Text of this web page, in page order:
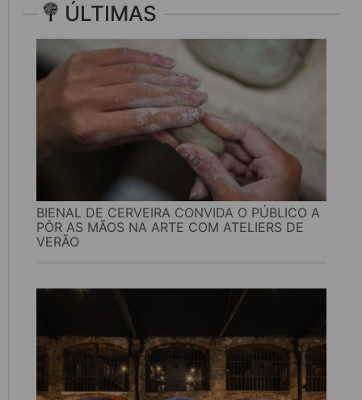
ÚLTIMAS
BIENAL DE CERVEIRA CONVIDA O PÚBLICO A
PÔR AS MÃOS NA ARTE COM ATELIERS DE
VERÃO